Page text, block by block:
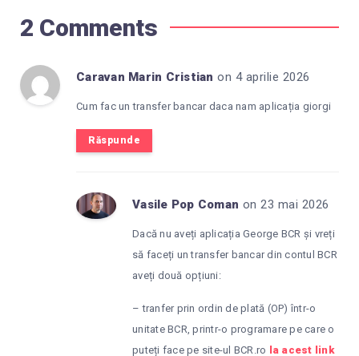
2 Comments
Caravan Marin Cristian on 4 aprilie 2026
Cum fac un transfer bancar daca nam aplicația giorgi
Răspunde
Vasile Pop Coman on 23 mai 2026
Dacă nu aveți aplicația George BCR și vreți
să faceți un transfer bancar din contul BCR
aveți două opțiuni:
– tranfer prin ordin de plată (OP) într-o
unitate BCR, printr-o programare pe care o
puteți face pe site-ul BCR.ro la acest link